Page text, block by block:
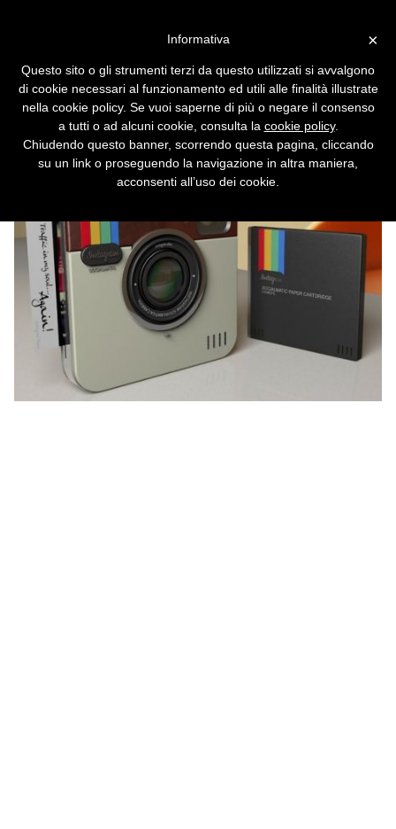
Instagram
Scatta le foto, le condivide su Facebook e
Instagram e può anche stamparle al volo. Ma
esiste davvero?
×
Informativa
Questo sito o gli strumenti terzi da questo utilizzati si avvalgono
di cookie necessari al funzionamento ed utili alle finalità illustrate
nella cookie policy. Se vuoi saperne di più o negare il consenso
a tutti o ad alcuni cookie, consulta la cookie policy.
Chiudendo questo banner, scorrendo questa pagina, cliccando
su un link o proseguendo la navigazione in altra maniera,
acconsenti all’uso dei cookie.